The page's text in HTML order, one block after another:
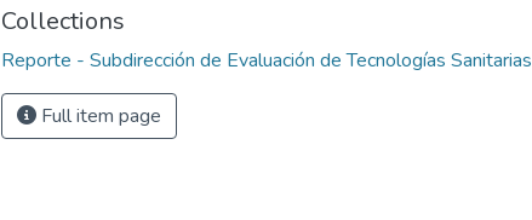
Collections
Reporte - Subdirección de Evaluación de Tecnologías Sanitarias
Full item page